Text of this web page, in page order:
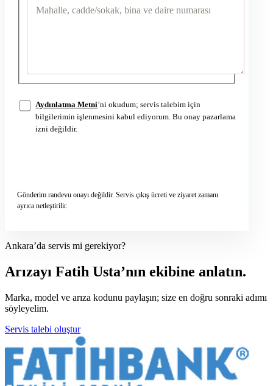
Aydınlatma Metni’ni okudum; servis talebim için
bilgilerimin işlenmesini kabul ediyorum. Bu onay pazarlama
izni değildir.
Gönderim randevu onayı değildir. Servis çıkış ücreti ve ziyaret zamanı
ayrıca netleştirilir.
Ankara’da servis mi gerekiyor?
Arızayı Fatih Usta’nın ekibine anlatın.
Marka, model ve arıza kodunu paylaşın; size en doğru sonraki adımı
söyleyelim.
Servis talebi oluştur